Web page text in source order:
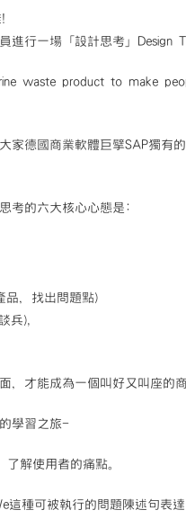
進行一場「設計思考」Design
waste product to make
家德國商業軟體巨擘SAP獨有
考的六大核心心態是:
，找出問題點)
兵),
，才能成為一個叫好又叫座的商
學習之旅-
解使用者的痛點。
種可被執行的問題陳述句表達